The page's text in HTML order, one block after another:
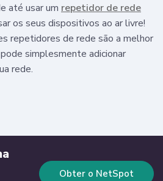
até usar um repetidor de rede
os seus dispositivos ao ar livre!
repetidores de rede são a melhor
simplesmente adicionar
rede.
Obter o NetSpot